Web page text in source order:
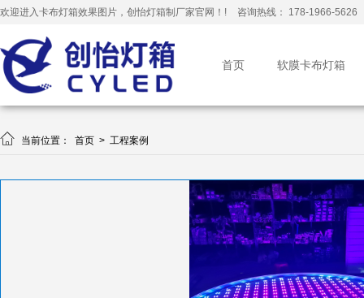
欢迎进入卡布灯箱效果图片，创怡灯箱制厂家官网！! 咨询热线： 178-1966-5626
首页 软膜卡布灯箱
 当前位置： 首页 > 工程案例